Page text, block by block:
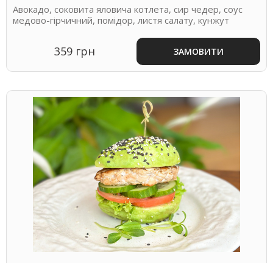
Авокадо, соковита яловича котлета, сир чедер, соус
медово-гірчичний, помідор, листя салату, кунжут
359 грн ЗАМОВИТИ